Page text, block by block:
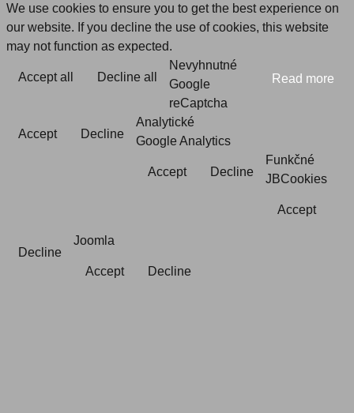
We use cookies to ensure you to get the best experience on
our website. If you decline the use of cookies, this website
may not function as expected.
Accept all Decline all Read more
Nevyhnutné
Google
reCaptcha
Accept Decline
Analytické
Google Analytics
Accept Decline
Funkčné
JBCookies
Accept
Decline
Joomla
Accept Decline